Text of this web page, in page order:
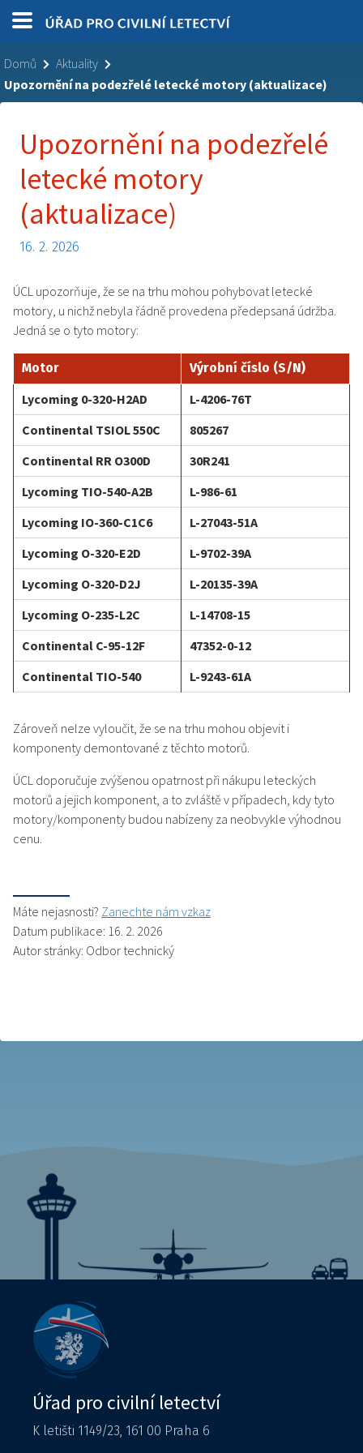
Domů
Aktuality
Upozornění na podezřelé letecké motory (aktualizace)
Upozornění na podezřelé
letecké motory
(aktualizace)
16. 2. 2026
ÚCL upozorňuje, že se na trhu mohou pohybovat letecké
motory, u nichž nebyla řádně provedena předepsaná údržba.
Jedná se o tyto motory:
Motor Výrobní číslo (S/N)
Lycoming 0-320-H2AD
L-4206-76T
Continental TSIOL 550C
805267
Continental RR O300D
30R241
Lycoming TIO-540-A2B
L-986-61
Lycoming IO-360-C1C6
L-27043-51A
Lycoming O-320-E2D
L-9702-39A
Lycoming O-320-D2J
L-20135-39A
Lycoming O-235-L2C
L-14708-15
Continental C-95-12F
47352-0-12
Continental TIO-540
L-9243-61A
Zároveň nelze vyloučit, že se na trhu mohou objevit i
komponenty demontované z těchto motorů.
ÚCL doporučuje zvýšenou opatrnost při nákupu leteckých
motorů a jejich komponent, a to zvláště v případech, kdy tyto
motory/komponenty budou nabízeny za neobvykle výhodnou
cenu.
Máte nejasnosti? Zanechte nám vzkaz
Datum publikace: 16. 2. 2026
Autor stránky: Odbor technický
Úřad pro civilní letectví
K letišti 1149/23, 161 00 Praha 6